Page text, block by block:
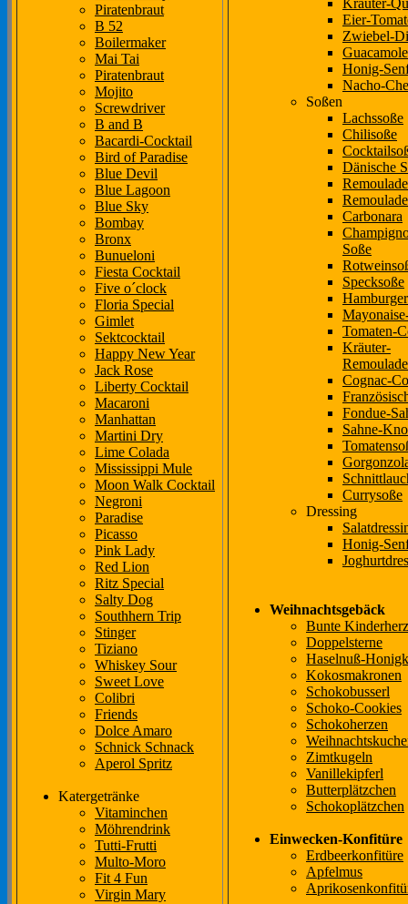
Piratenbraut
B 52
Boilermaker
Mai Tai
Piratenbraut
Mojito
Screwdriver
B and B
Bacardi-Cocktail
Bird of Paradise
Blue Devil
Blue Lagoon
Blue Sky
Bombay
Bronx
Bunueloni
Fiesta Cocktail
Five o´clock
Floria Special
Gimlet
Sektcocktail
Happy New Year
Jack Rose
Liberty Cocktail
Macaroni
Manhattan
Martini Dry
Lime Colada
Mississippi Mule
Moon Walk Cocktail
Negroni
Paradise
Picasso
Pink Lady
Red Lion
Ritz Special
Salty Dog
Southhern Trip
Stinger
Tiziano
Whiskey Sour
Sweet Love
Colibri
Friends
Dolce Amaro
Schnick Schnack
Aperol Spritz
Katergetränke
Vitaminchen
Möhrendrink
Tutti-Frutti
Multo-Moro
Fit 4 Fun
Virgin Mary
Eier-
Zwiebel-
Honig-
Nacho-
Soßen
Lachssoße
Chilisoße
Dänische
Carbonara
Soße
Specksoße
Tomaten-
Kräuter-
Cognac-
Fondue-
Sahne-
Currysoße
Dressing
Honig-
Weihnachtsgebäck
Bunte
Doppelsterne
Haselnuß-
Kokosmakronen
Schokobusserl
Schoko-Cookies
Schokoherzen
Zimtkugeln
Vanillekipferl
Butterplätzchen
Schokoplätzchen
Einwecken-Konfitüre
Erdbeerkonfitüre
Apfelmus